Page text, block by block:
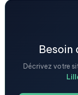
Besoin
Décrivez votre